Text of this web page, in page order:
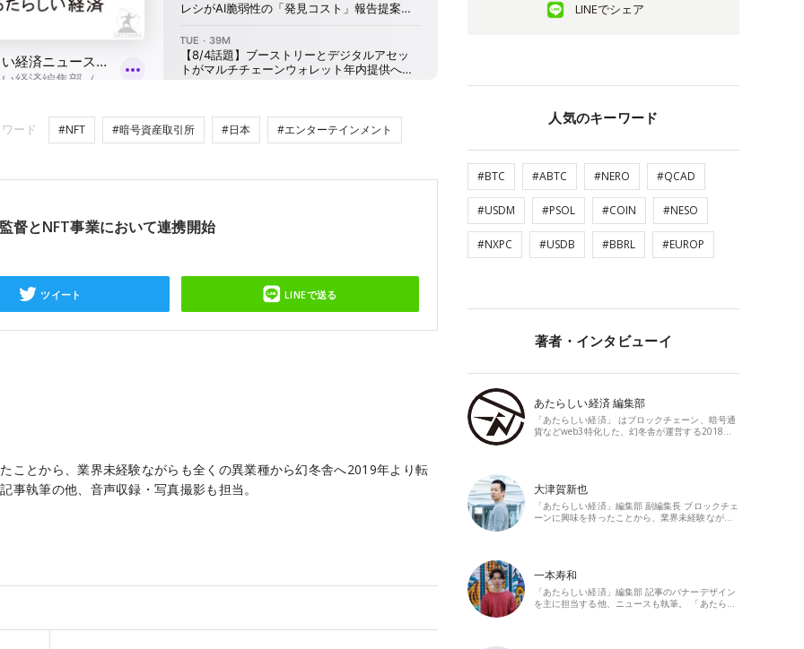
ード #NFT #暗号資産取引所 #日本 #エンターテインメント
督とNFT事業において連携開始
ツイート LINEで送る
ことから、業界未経験ながらも全くの異業種から幻冬舎へ2019年より転
事執筆の他、音声収録・写真撮影も担当。
LINEでシェア
人気のキーワード
#BTC #ABTC #NERO #QCAD
#USDM #PSOL #COIN #NESO
#NXPC #USDB #BBRL #EUROP
著者・インタビューイ
あたらしい経済 編集部
「あたらしい経済」 はブロックチェーン、暗号通
貨などweb3特化した、幻冬舎が運営する2018…
大津賀新也
「あたらしい経済」編集部 副編集長 ブロックチェ
ーンに興味を持ったことから、業界未経験なが…
一本寿和
「あたらしい経済」編集部 記事のバナーデザイン
を主に担当する他、ニュースも執筆。 「あたら…